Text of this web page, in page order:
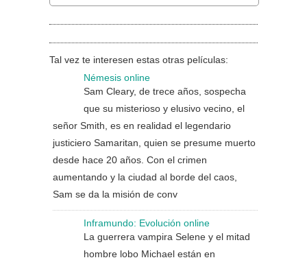
Tal vez te interesen estas otras películas:
Némesis online
Sam Cleary, de trece años, sospecha
que su misterioso y elusivo vecino, el
señor Smith, es en realidad el legendario
justiciero Samaritan, quien se presume muerto
desde hace 20 años. Con el crimen
aumentando y la ciudad al borde del caos,
Sam se da la misión de conv
Inframundo: Evolución online
La guerrera vampira Selene y el mitad
hombre lobo Michael están en